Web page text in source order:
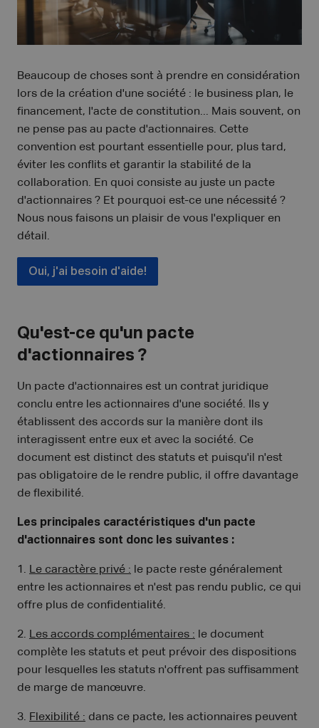
Beaucoup de choses sont à prendre en considération
lors de la création d'une société : le business plan, le
financement, l'acte de constitution... Mais souvent, on
ne pense pas au pacte d'actionnaires. Cette
convention est pourtant essentielle pour, plus tard,
éviter les conflits et garantir la stabilité de la
collaboration. En quoi consiste au juste un pacte
d'actionnaires ? Et pourquoi est-ce une nécessité ?
Nous nous faisons un plaisir de vous l'expliquer en
détail.
Oui, j'ai besoin d'aide!
Qu'est-ce qu'un pacte
d'actionnaires ?
Un pacte d'actionnaires est un contrat juridique
conclu entre les actionnaires d'une société. Ils y
établissent des accords sur la manière dont ils
interagissent entre eux et avec la société. Ce
document est distinct des statuts et puisqu'il n'est
pas obligatoire de le rendre public, il offre davantage
de flexibilité.
Les principales caractéristiques d'un pacte
d'actionnaires sont donc les suivantes :
1. Le caractère privé : le pacte reste généralement
entre les actionnaires et n'est pas rendu public, ce qui
offre plus de confidentialité.
2. Les accords complémentaires : le document
complète les statuts et peut prévoir des dispositions
pour lesquelles les statuts n'offrent pas suffisamment
de marge de manœuvre.
3. Flexibilité : dans ce pacte, les actionnaires peuvent